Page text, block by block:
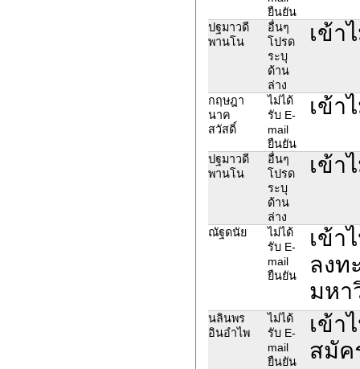
ยืนยัน
ปฐมาวดี
พานโน
อื่นๆ
โปรด
ระบุ
ด้าน
ล่าง
เข้า
กฤษฎา
นาค
สวัสดิ์
ไม่ได้
รับ E-
mail
ยืนยัน
เข้า
ปฐมาวดี
พานโน
อื่นๆ
โปรด
ระบุ
ด้าน
ล่าง
เข้า
ณัฐดนัย
ไม่ได้
รับ E-
mail
ยืนยัน
เข้า
ลงท
มหา
นลินพร
อินอำไพ
ไม่ได้
รับ E-
mail
ยืนยัน
เข้า
สมัค